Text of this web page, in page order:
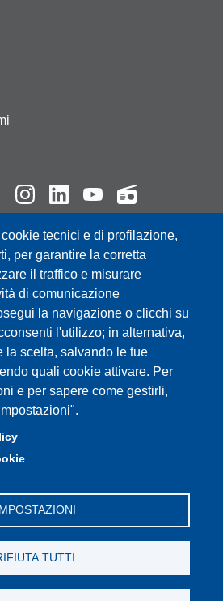
tecnici e di profilazione,
per garantire la corretta
il traffico e misurare
di comunicazione
la navigazione o clicchi su
l'utilizzo; in alternativa,
la scelta, salvando le tue
quali cookie attivare. Per
e per sapere come gestirli,
TUTTI
Atti Processuali:
4, 41121 Modena, Tel. 059
: Viale A. Allegri 9, 42121 Reggio
- Fax 0522 523045